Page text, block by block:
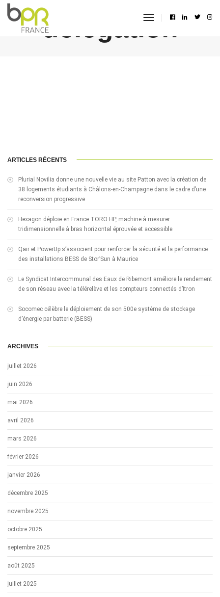
toggle
délégation
ARTICLES RÉCENTS
Plurial Novilia donne une nouvelle vie au site Patton avec la création de
38 logements étudiants à Châlons-en-Champagne dans le cadre d’une
reconversion progressive
Hexagon déploie en France TORO HP, machine à mesurer
tridimensionnelle à bras horizontal éprouvée et accessible
Qair et PowerUp s’associent pour renforcer la sécurité et la performance
des installations BESS de Stor’Sun à Maurice
Le Syndicat Intercommunal des Eaux de Ribemont améliore le rendement
de son réseau avec la télérelève et les compteurs connectés d’Itron
Socomec célèbre le déploiement de son 500e système de stockage
d’énergie par batterie (BESS)
ARCHIVES
juillet 2026
juin 2026
mai 2026
avril 2026
mars 2026
février 2026
janvier 2026
décembre 2025
novembre 2025
octobre 2025
septembre 2025
août 2025
juillet 2025